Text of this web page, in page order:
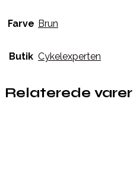
Farve Brun
Butik Cykelexperten
Relaterede varer